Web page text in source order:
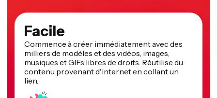
Facile
Commence à créer immédiatement avec des
milliers de modèles et des vidéos, images,
musiques et GIFs libres de droits. Réutilise du
contenu provenant d'internet en collant un
lien.